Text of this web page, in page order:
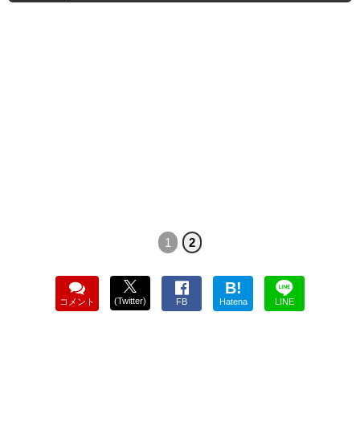
1 2
コメント (Twitter) FB
B!
Hatena LINE